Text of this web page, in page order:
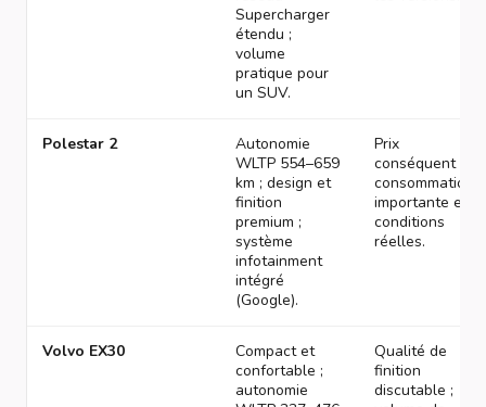
Supercharger
étendu ;
volume
pratique pour
un SUV.
Polestar 2
Autonomie
WLTP 554–659
km ; design et
finition
premium ;
système
infotainment
intégré
(Google).
Prix
conséquent ;
consommation
importante en
conditions
réelles.
Volvo EX30
Compact et
confortable ;
autonomie
Qualité de
finition
discutable ;